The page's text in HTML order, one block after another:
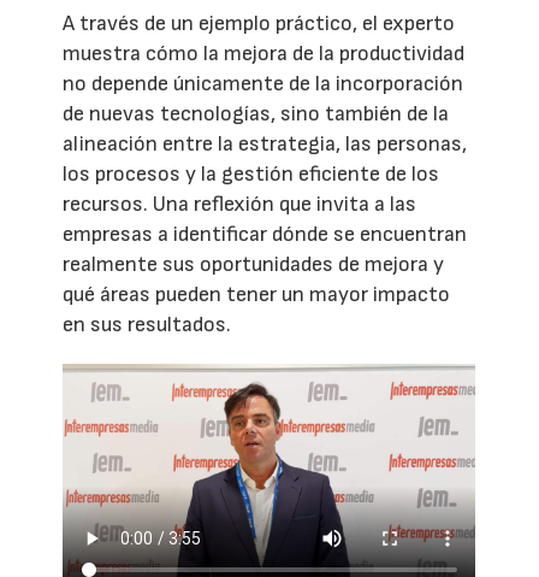
A través de un ejemplo práctico, el experto
muestra cómo la mejora de la productividad
no depende únicamente de la incorporación
de nuevas tecnologías, sino también de la
alineación entre la estrategia, las personas,
los procesos y la gestión eficiente de los
recursos. Una reflexión que invita a las
empresas a identificar dónde se encuentran
realmente sus oportunidades de mejora y
qué áreas pueden tener un mayor impacto
en sus resultados.